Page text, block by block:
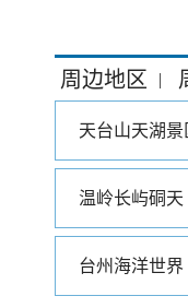
周边地区 |
天台山天湖景
温岭长屿硐天
台州海洋世界